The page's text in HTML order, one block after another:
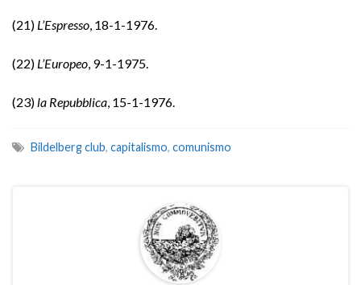
(21) L’Espresso , 18-1-1976.
(22) L’Europeo , 9-1-1975.
(23) la Repubblica , 15-1-1976.
Bildelberg club, capitalismo, comunismo